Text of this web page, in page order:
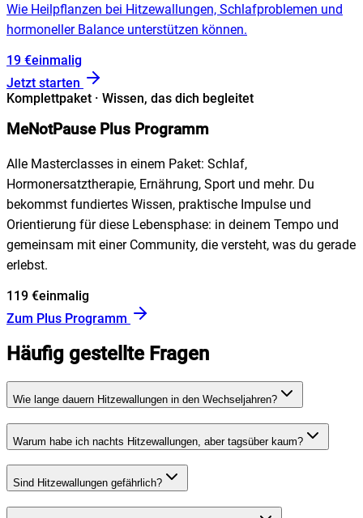
Wie Heilpflanzen bei Hitzewallungen, Schlafproblemen und
hormoneller Balance unterstützen können.
19 €einmalig
Jetzt starten
Komplettpaket · Wissen, das dich begleitet
MeNotPause Plus Programm
Alle Masterclasses in einem Paket: Schlaf,
Hormonersatztherapie, Ernährung, Sport und mehr. Du
bekommst fundiertes Wissen, praktische Impulse und
Orientierung für diese Lebensphase: in deinem Tempo und
gemeinsam mit einer Community, die versteht, was du gerade
erlebst.
119 €einmalig
Zum Plus Programm
Häufig gestellte Fragen
Wie lange dauern Hitzewallungen in den Wechseljahren?
Warum habe ich nachts Hitzewallungen, aber tagsüber kaum?
Sind Hitzewallungen gefährlich?